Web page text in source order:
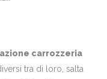
carrozzeria
tra di loro, salta